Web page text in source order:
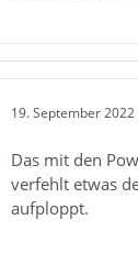
19. September
Das mit den
verfehlt etwas
aufploppt.